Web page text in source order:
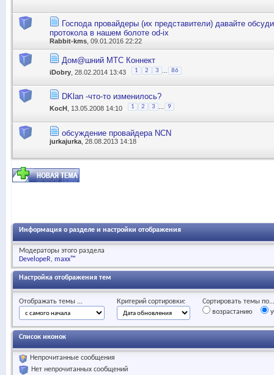
Господа провайдеры (их представители) давайте
протокола в нашем болоте od-ix
Rabbit-kms, 09.01.2016 22:22
Дом@шний МТС Коннект
iDobry , 28.02.2014 13:43 1 2 3 86
DKlan -что-то изменилось?
KocH , 13.05.2008 14:10 1 2 3 9
обсуждение провайдера NCN
jurkajurka , 28.08.2013 14:18
Информация о разделе и настройки отображения
Модераторы этого раздела
DevelopeR maxx™
Настройка отображения тем
Отображать темы ... Критерий сортировки:
Сортировать темы по...
возрастанию
Список иконок
Непрочитанные сообщения
Нет непрочитанных сообщений